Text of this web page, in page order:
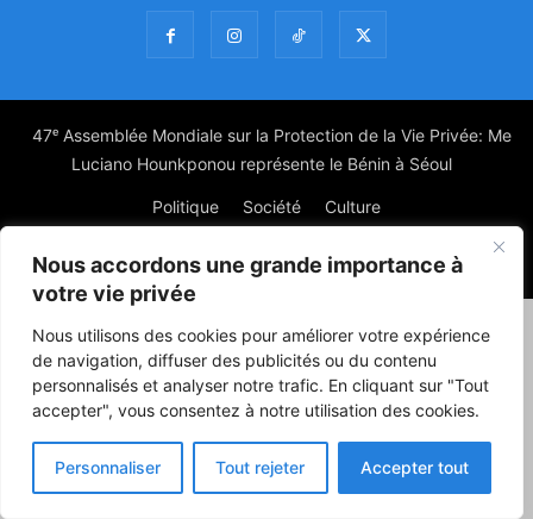
Nous accordons une grande importance à
votre vie privée
Nous utilisons des cookies pour améliorer votre expérience
de navigation, diffuser des publicités ou du contenu
personnalisés et analyser notre trafic. En cliquant sur "Tout
accepter", vous consentez à notre utilisation des cookies.
Personnaliser Tout rejeter Accepter tout
47ᵉ Assemblée Mondiale sur la Protection de la Vie Privée: Me
Luciano Hounkponou représente le Bénin à Séoul
Politique Société Culture
© Powered by digitXplus Francophone